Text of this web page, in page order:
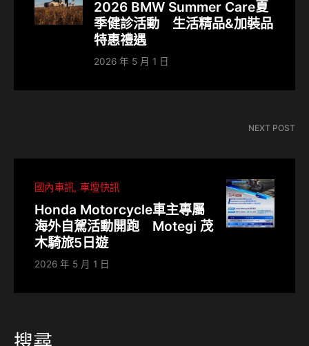
2026 BMW Summer Care夏
季健診活動 生活精品&加裝品
特惠禮遇
2026 年 5 月 1 日
NEXT POST
國內車訊 車壇快訊
Honda Motorcycle車主專屬
海外自駕活動開跑 Motegi 茂
木騎旅5日遊
2026 年 5 月 1 日